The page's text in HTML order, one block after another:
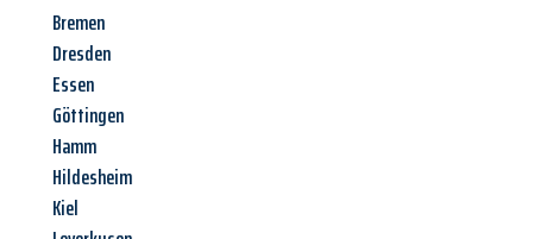
Bremen
Dresden
Essen
Göttingen
Hamm
Hildesheim
Kiel